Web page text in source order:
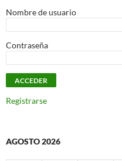
Nombre de usuario
Contraseña
Registrarse
AGOSTO 2026